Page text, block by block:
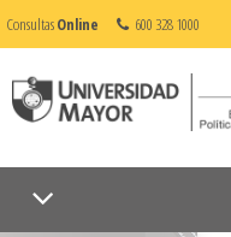
ConsultasOnline 600 328 1000